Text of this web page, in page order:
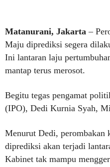
Matanurani, Jakarta –
Maju diprediksi segera
Ini lantaran laju
mantap terus merosot.
Begitu tegas pengamat
(IPO), Dedi Kurnia Syah,
Menurut Dedi, perombakan
diprediksi akan terjadi
Kabinet tak mampu